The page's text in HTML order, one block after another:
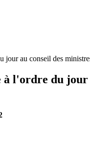
jour au conseil des
l'ordre du jour